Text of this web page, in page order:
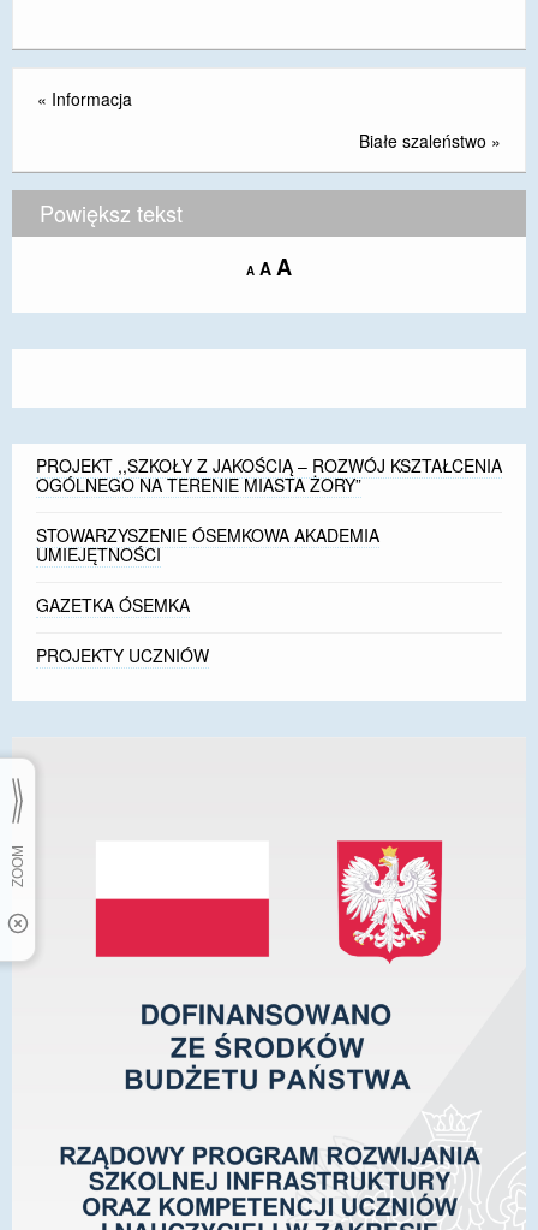
« Informacja
Białe szaleństwo »
Powiększ tekst
A Decrease
size.
A Reset
size.
AIncrease
size.
PROJEKT ,,SZKOŁY Z JAKOŚCIĄ – ROZWÓJ KSZTAŁCENIA
OGÓLNEGO NA TERENIE MIASTA ŻORY”
STOWARZYSZENIE ÓSEMKOWA AKADEMIA
UMIEJĘTNOŚCI
GAZETKA ÓSEMKA
PROJEKTY UCZNIÓW